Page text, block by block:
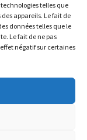
telles que
appareils. Le fait de
données telles que le
Le fait de ne pas
négatif sur certaines
juillet au 17 août
à partir du 18
july 30th to
shipping on